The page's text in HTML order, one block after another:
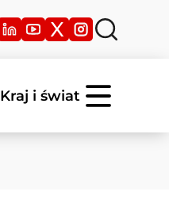
Kraj i świat